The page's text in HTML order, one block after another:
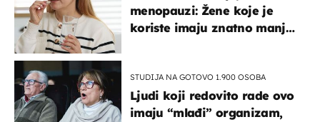
menopauzi: Žene koje je
koriste imaju znatno manji
STUDIJA NA GOTOVO 1.900 OSOBA
Ljudi koji redovito rade ovo
imaju “mlađi” organizam,